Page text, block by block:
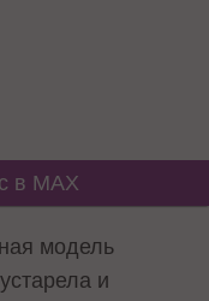
в MAX
модель
и